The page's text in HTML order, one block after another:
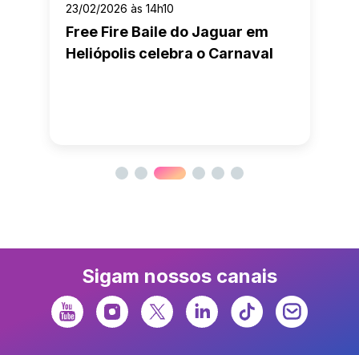
23/02/2026 às 14h10
Free Fire Baile do Jaguar em
Heliópolis celebra o Carnaval
Sigam nossos canais